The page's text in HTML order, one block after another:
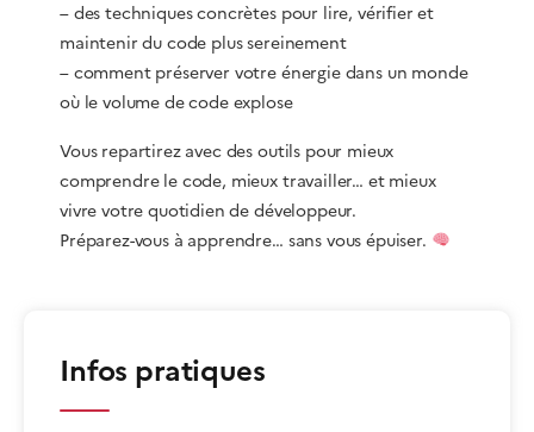
– des techniques concrètes pour lire, vérifier et
maintenir du code plus sereinement
– comment préserver votre énergie dans un monde
où le volume de code explose
Vous repartirez avec des outils pour mieux
comprendre le code, mieux travailler… et mieux
vivre votre quotidien de développeur.
Préparez-vous à apprendre… sans vous épuiser.
Infos pratiques